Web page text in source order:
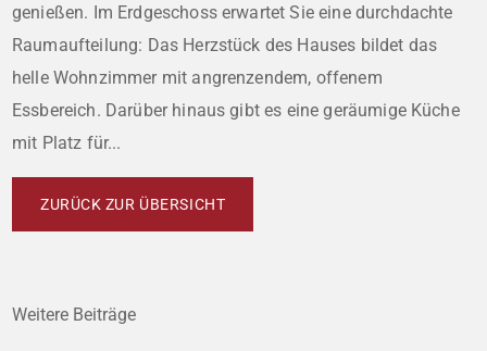
genießen. Im Erdgeschoss erwartet Sie eine durchdachte
Raumaufteilung: Das Herzstück des Hauses bildet das
helle Wohnzimmer mit angrenzendem, offenem
Essbereich. Darüber hinaus gibt es eine geräumige Küche
mit Platz für...
ZURÜCK ZUR ÜBERSICHT
Weitere Beiträge